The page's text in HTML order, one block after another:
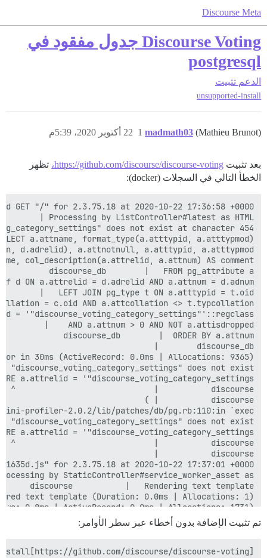
Discourse Meta
Discourse Voting جدول مفقود في
postgresql
الدعم تثبيت
unsupported-install
madmath03 (Mathieu Brunot) 22 أكتوبر 2020، 5:39م 1
بعد تثبيت https://github.com/discourse/discourse-voting، تظهر
الخطأ التالي في السجلات (docker):
0.8ms | ActiveRecord: 0.0ms | Allocations: 1731)
تم تثبيت الإضافة بدون أخطاء عبر سطر الأوامر:
github.com/discourse/discourse-voting]